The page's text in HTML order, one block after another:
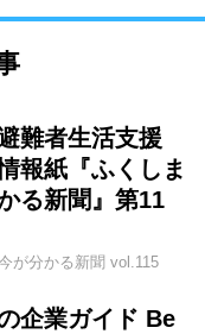
難者生活支援
報紙『ふくしま
る新聞』第11
が分かる新聞 vol.115
企業ガイド Be